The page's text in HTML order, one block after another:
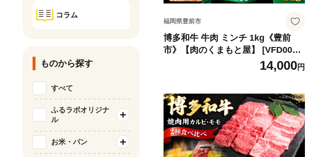
福岡県豊前市
博多和牛 牛肉 ミンチ 1kg《豊前
市》【肉のくまもと屋】 [VFD003]
挽肉 牛肉 黒毛和牛 ハンバーグ 肉
挽き肉 ひき肉 牛ひき肉 牛ミンチ ミ
14,000円
コラム
ものから探す
すべて
ふるラボオリジナ
ル
お米・パン